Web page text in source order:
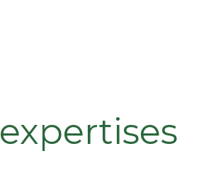
expertises